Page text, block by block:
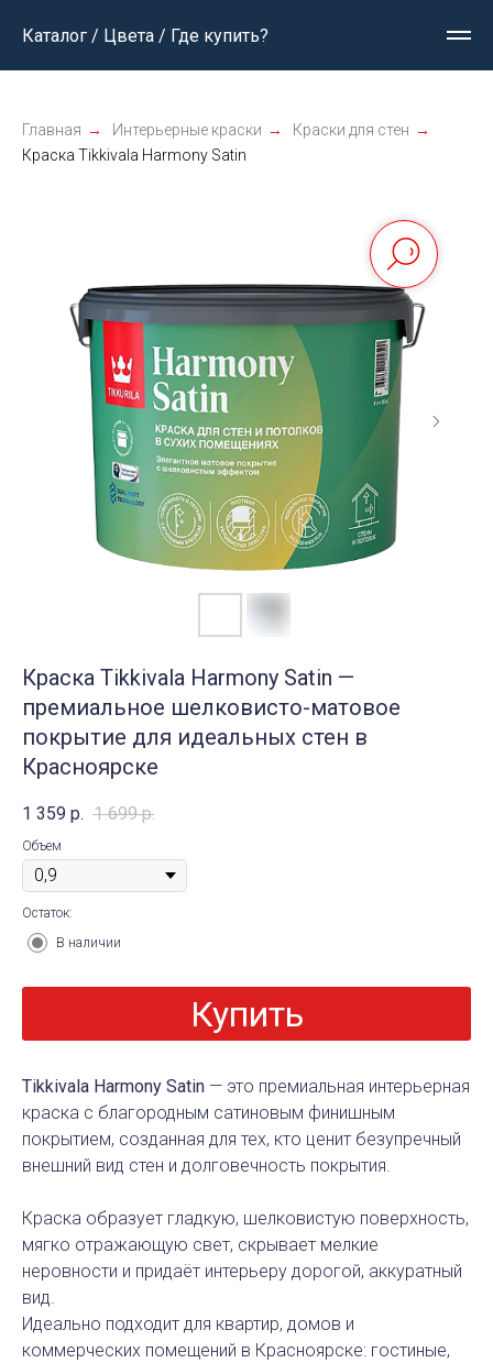
Каталог / Цвета / Где купить?
Главная → Интерьерные краски → Краски для стен →
Краска Tikkivala Harmony Satin
Краска Tikkivala Harmony Satin —
премиальное шелковисто-матовое
покрытие для идеальных стен в
Красноярске
1 359 р. 1 699 р.
Объем
Остаток:
В наличии
Купить
Tikkivala Harmony Satin — это премиальная интерьерная
краска с благородным сатиновым финишным
покрытием, созданная для тех, кто ценит безупречный
внешний вид стен и долговечность покрытия.
Краска образует гладкую, шелковистую поверхность,
мягко отражающую свет, скрывает мелкие
неровности и придаёт интерьеру дорогой, аккуратный
вид.
Идеально подходит для квартир, домов и
коммерческих помещений в Красноярске: гостиные,